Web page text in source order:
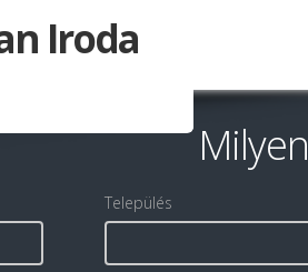
Milyen
Település